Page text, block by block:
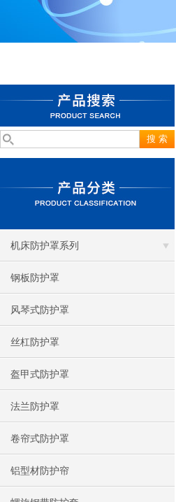
机床防护罩系列
钢板防护罩
风琴式防护罩
丝杠防护罩
盔甲式防护罩
法兰防护罩
卷帘式防护罩
铝型材防护帘